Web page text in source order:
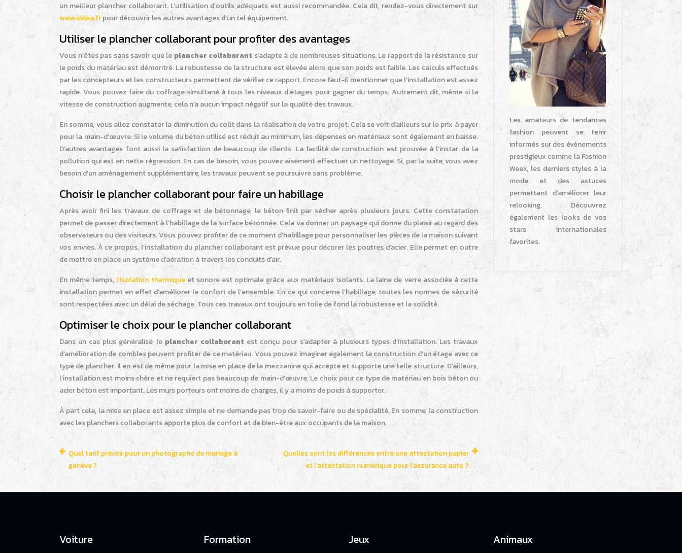
un meilleur plancher collaborant. L’utilisation d’outils adéquats est aussi recommandée. Cela dit, rendez-vous directement sur
www.iddea.frpour découvrir les autres avantages d’un tel équipement.
Utiliser le plancher collaborant pour profiter des avantages
Vous n’êtes pas sans savoir que le plancher collaborant s’adapte à de nombreuses situations. Le rapport de la résistance sur
le poids du matériau est démontré. La robustesse de la structure est élevée alors que son poids est faible. Les calculs effectués
par les concepteurs et les constructeurs permettent de vérifier ce rapport. Encore faut-il mentionner que l’installation est assez
rapide. Vous pouvez faire du coffrage simultané à tous les niveaux d’étages pour gagner du temps. Autrement dit, même si la
vitesse de construction augmente, cela n’a aucun impact négatif sur la qualité des travaux.
En somme, vous allez constater la diminution du coût dans la réalisation de votre projet. Cela se voit d’ailleurs sur le prix à payer
pour la main-d’œuvre. Si le volume du béton utilisé est réduit au minimum, les dépenses en matériaux sont également en baisse.
D’autres avantages font aussi la satisfaction de beaucoup de clients. La facilité de construction est prouvée à l’instar de la
pollution qui est en nette régression. En cas de besoin, vous pouvez aisément effectuer un nettoyage. Si, par la suite, vous avez
besoin d’un aménagement supplémentaire, les travaux peuvent se poursuivre sans problème.
Choisir le plancher collaborant pour faire un habillage
Après avoir fini les travaux de coffrage et de bétonnage, le béton finit par sécher après plusieurs jours. Cette constatation
permet de passer directement à l’habillage de la surface bétonnée. Cela va donner un paysage qui donne du plaisir au regard des
observateurs ou des visiteurs. Vous pouvez profiter de ce moment d’habillage pour personnaliser les pièces de la maison suivant
vos envies. À ce propos, l’installation du plancher collaborant est prévue pour décorer les poutres d’acier. Elle permet en outre
de mettre en place un système d’aération à travers les conduits d’air.
En même temps, l’isolation thermiqueet sonore est optimale grâce aux matériaux isolants. La laine de verre associée à cette
installation permet en effet d’améliorer le confort de l’ensemble. En ce qui concerne l’habillage, toutes les normes de sécurité
sont respectées avec un délai de séchage. Tous ces travaux ont toujours en toile de fond la robustesse et la solidité.
Optimiser le choix pour le plancher collaborant
Dans un cas plus généralisé, le plancher collaborant est conçu pour s’adapter à plusieurs types d’installation. Les travaux
d’amélioration de combles peuvent profiter de ce matériau. Vous pouvez imaginer également la construction d’un étage avec ce
type de plancher. Il en est de même pour la mise en place de la mezzanine qui accepte et supporte une telle structure. D’ailleurs,
l’installation est moins chère et ne requiert pas beaucoup de main-d’œuvre. Le choix pour ce type de matériau en bois béton ou
acier béton est important. Les murs porteurs ont moins de charges, il y a moins de poids à supporter.
À part cela, la mise en place est assez simple et ne demande pas trop de savoir-faire ou de spécialité. En somme, la construction
avec les planchers collaborants apporte plus de confort et de bien-être aux occupants de la maison.
Quel tarif prévoir pour un photographe de mariage à
genève ?
Quelles sont les différences entre une attestation papier
et l’attestation numérique pour l’assurance auto ?
Les amateurs de tendances
fashion peuvent se tenir
informés sur des événements
prestigieux comme la Fashion
Week, les derniers styles à la
mode et des astuces
permettant d’améliorer leur
relooking. Découvrez
également les looks de vos
stars internationales
favorites.
Voiture Formation Jeux Animaux